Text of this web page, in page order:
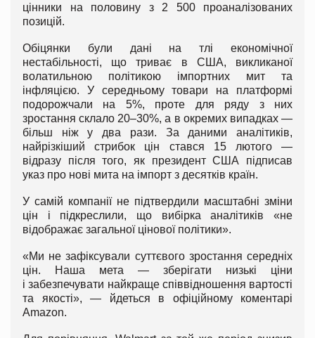
цінники на половину з 2 500 проаналізованих
позицій.
Обіцянки були дані на тлі економічної
нестабільності, що триває в США, викликаної
волатильною політикою імпортних мит та
інфляцією. У середньому товари на платформі
подорожчали на 5%, проте для ряду з них
зростання склало 20–30%, а в окремих випадках —
більш ніж у два рази. За даними аналітиків,
найрізкіший стрибок цін стався 15 лютого —
відразу після того, як президент США підписав
указ про нові мита на імпорт з десятків країн.
У самій компанії не підтвердили масштабні зміни
цін і підкреслили, що вибірка аналітиків «не
відображає загальної цінової політики».
«Ми не зафіксували суттєвого зростання середніх
цін. Наша мета — зберігати низькі ціни
і забезпечувати найкраще співвідношення вартості
та якості», — йдеться в офіційному коментарі
Amazon.